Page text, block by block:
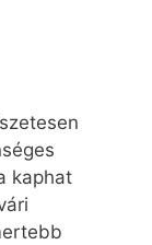
kaphat